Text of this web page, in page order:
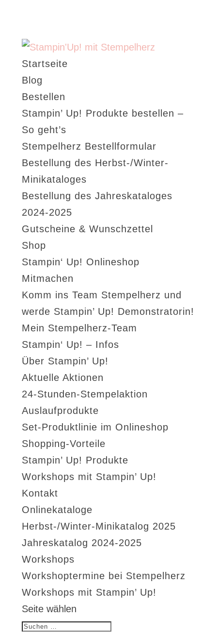
Startseite
Blog
Bestellen
Stampin’ Up! Produkte bestellen –
So geht’s
Stempelherz Bestellformular
Bestellung des Herbst-/Winter-
Minikataloges
Bestellung des Jahreskataloges
2024-2025
Gutscheine & Wunschzettel
Shop
Stampin‘ Up! Onlineshop
Mitmachen
Komm ins Team Stempelherz und
werde Stampin’ Up! Demonstratorin!
Mein Stempelherz-Team
Stampin‘ Up! – Infos
Über Stampin’ Up!
Aktuelle Aktionen
24-Stunden-Stempelaktion
Auslaufprodukte
Set-Produktlinie im Onlineshop
Shopping-Vorteile
Stampin’ Up! Produkte
Workshops mit Stampin’ Up!
Kontakt
Onlinekataloge
Herbst-/Winter-Minikatalog 2025
Jahreskatalog 2024-2025
Workshops
Workshoptermine bei Stempelherz
Workshops mit Stampin’ Up!
Seite wählen